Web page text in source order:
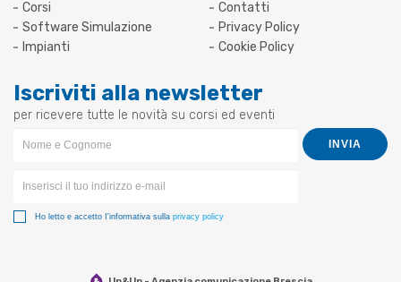
Corsi
Software Simulazione
Impianti
Contatti
Privacy Policy
Cookie Policy
Iscriviti alla newsletter
per ricevere tutte le novità su corsi ed eventi
Ho letto e accetto I'informativa sulla privacy policy
INVIA